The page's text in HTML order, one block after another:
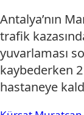
Antalya’nın
trafik
yuvarlaması
kaybederken
hastaneye